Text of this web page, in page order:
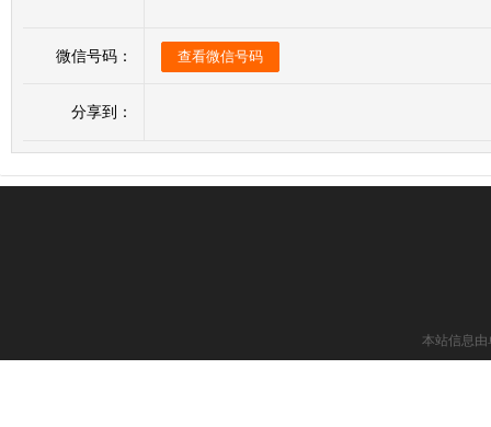
微信号码： 查看微信号码
分享到：
本站信息